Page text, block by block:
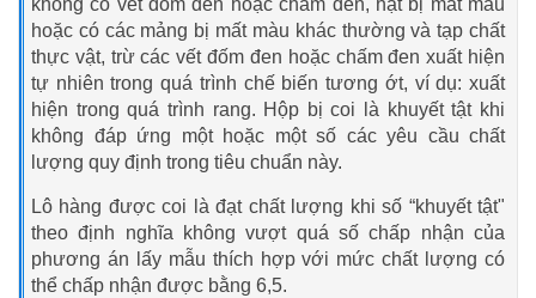
không có vết đốm đen hoặc chấm đen, hạt bị mất màu
hoặc có các mảng bị mất màu khác thường và tạp chất
thực vật, trừ các vết đốm đen hoặc chấm đen xuất hiện
tự nhiên trong quá trình chế biến tương ớt, ví dụ: xuất
hiện trong quá trình rang. Hộp bị coi là khuyết tật khi
không đáp ứng một hoặc một số các yêu cầu chất
lượng quy định trong tiêu chuẩn này.
Lô hàng được coi là đạt chất lượng khi số “khuyết tật"
theo định nghĩa không vượt quá số chấp nhận của
phương án lấy mẫu thích hợp với mức chất lượng có
thể chấp nhận được bằng 6,5.